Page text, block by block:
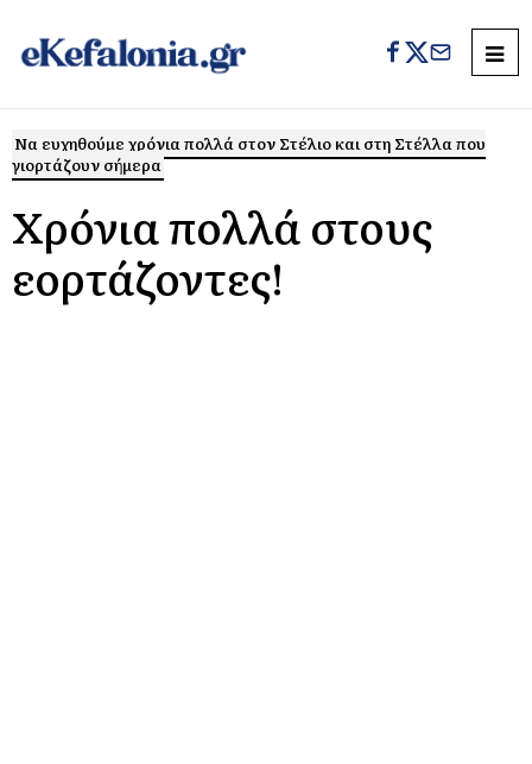
Να ευχηθούμε χρόνια πολλά στον Στέλιο και στη Στέλλα που
γιορτάζουν σήμερα
Χρόνια πολλά στους
εορτάζοντες!